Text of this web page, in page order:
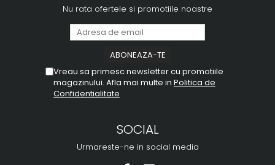
Nu rata ofertele si promotiile noastre
Vreau sa primesc newsletter cu promotiile
magazinului. Afla mai multe in Politica de
Confidentialitate
SOCIAL
Urmareste-ne in social media